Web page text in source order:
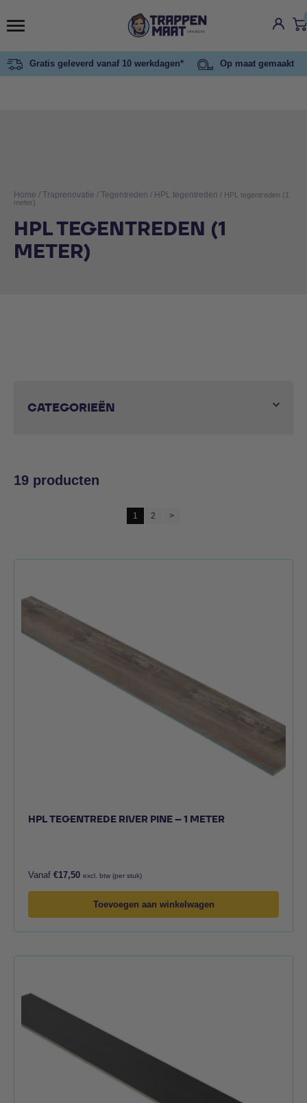
Gratis geleverd vanaf 10 werkdagen* Op maat gemaakt
Home / Traprenovatie / Tegentreden / HPL tegentreden / HPL tegentreden (1
meter)
HPL TEGENTREDEN (1
METER)
CATEGORIEËN
19 producten
populariteit
1 2 >
HPL TEGENTREDE RIVER PINE – 1 METER
Vanaf €17,50 excl. btw (per stuk)
Toevoegen aan winkelwagen